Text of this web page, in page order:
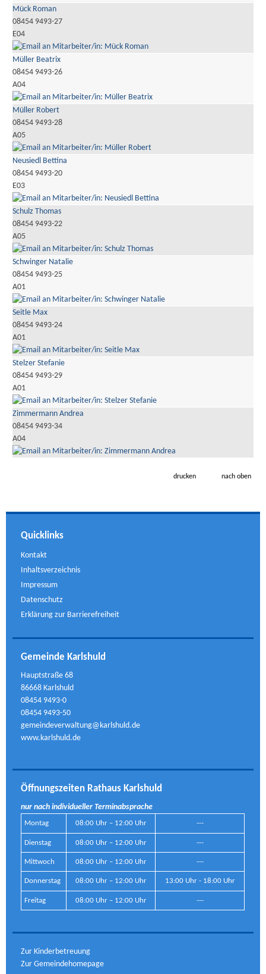
Mück Roman
08454 9493-27
E04
Müller Beatrix
08454 9493-26
A04
Müller Robert
08454 9493-28
A05
Neusiedl Bettina
08454 9493-20
E03
Schulz Thomas
08454 9493-22
A05
Schwinger Natalie
08454 9493-25
A01
Seitle Max
08454 9493-24
A01
Stelzer Stefanie
08454 9493-29
A01
Zimmermann Andrea
08454 9493-34
A04
drucken nach oben
Quicklinks
Kontakt
Inhaltsverzeichnis
Impressum
Datenschutz
Erklärung zur Barrierefreiheit
Gemeinde Karlshuld
Hauptstraße 68
86668 Karlshuld
08454 9493-0
08454 9493-50
gemeindeverwaltung@karlshuld.de
www.karlshuld.de
Öffnungszeiten Rathaus Karlshuld
nur nach individueller Terminabsprache
Montag 08:00 Uhr – 12:00 Uhr ---
Dienstag 08:00 Uhr – 12:00 Uhr ---
Mittwoch 08:00 Uhr – 12:00 Uhr ---
Donnerstag 08:00 Uhr – 12:00 Uhr 13:00 Uhr - 18:00 Uhr
Freitag 08:00 Uhr – 12:00 Uhr ---
Zur Kinderbetreuung
Zur Gemeindehomepage